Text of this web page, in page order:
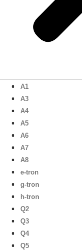
A1
A3
A4
A5
A6
A7
A8
e-tron
g-tron
h-tron
Q2
Q3
Q4
Q5